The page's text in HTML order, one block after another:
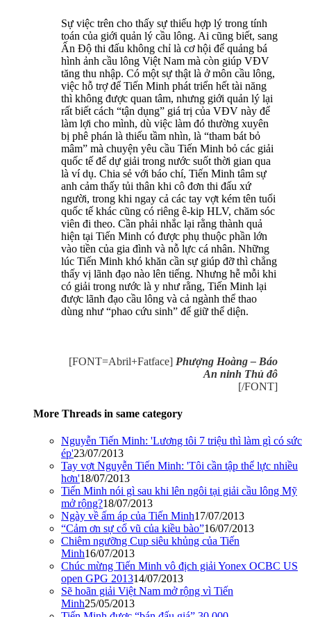
Sự việc trên cho thấy sự thiếu hợp lý trong tính
toán của giới quản lý cầu lông. Ai cũng biết, sang
Ấn Độ thi đấu không chỉ là cơ hội để quảng bá
hình ảnh cầu lông Việt Nam mà còn giúp VĐV
tăng thu nhập. Có một sự thật là ở môn cầu lông,
việc hỗ trợ để Tiến Minh phát triển hết tài năng
thì không được quan tâm, nhưng giới quản lý lại
rất biết cách “tận dụng” giá trị của VĐV này để
làm lợi cho mình, dù việc làm đó thường xuyên
bị phê phán là thiếu tầm nhìn, là “tham bát bỏ
mâm” mà chuyện yêu cầu Tiến Minh bỏ các giải
quốc tế để dự giải trong nước suốt thời gian qua
là ví dụ. Chia sẻ với báo chí, Tiến Minh tâm sự
anh cảm thấy tủi thân khi cô đơn thi đấu xứ
người, trong khi ngay cả các tay vợt kém tên tuổi
quốc tế khác cũng có riêng ê-kip HLV, chăm sóc
viên đi theo. Cần phải nhắc lại rằng thành quả
hiện tại Tiến Minh có được phụ thuộc phần lớn
vào tiền của gia đình và nỗ lực cá nhân. Những
lúc Tiến Minh khó khăn cần sự giúp đỡ thì chẳng
thấy vị lãnh đạo nào lên tiếng. Nhưng hễ mỗi khi
có giải trong nước là y như rằng, Tiến Minh lại
được lãnh đạo cầu lông và cả ngành thể thao
dùng như “phao cứu sinh” để giữ thể diện.
[FONT=Abril+Fatface] Phượng Hoàng – Báo
An ninh Thủ đô
[/FONT]
More Threads in same category
Nguyễn Tiến Minh: 'Lương tôi 7 triệu thì làm gì có sức
ép'23/07/2013
Tay vợt Nguyễn Tiến Minh: 'Tôi cần tập thể lực nhiều
hơn'18/07/2013
Tiến Minh nói gì sau khi lên ngôi tại giải cầu lông Mỹ
mở rộng?18/07/2013
Ngày về ấm áp của Tiến Minh17/07/2013
“Cảm ơn sự cổ vũ của kiều bào”16/07/2013
Chiêm ngưỡng Cup siêu khủng của Tiến
Minh16/07/2013
Chúc mừng Tiến Minh vô địch giải Yonex OCBC US
open GPG 201314/07/2013
Sẽ hoãn giải Việt Nam mở rộng vì Tiến
Minh25/05/2013